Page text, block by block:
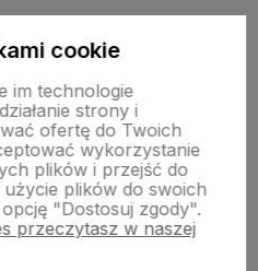
cookie
im technologie
strony i
ofertę do Twoich
wykorzystanie
plików i przejść do
plików do swoich
"Dostosuj zgody".
przeczytasz w naszej